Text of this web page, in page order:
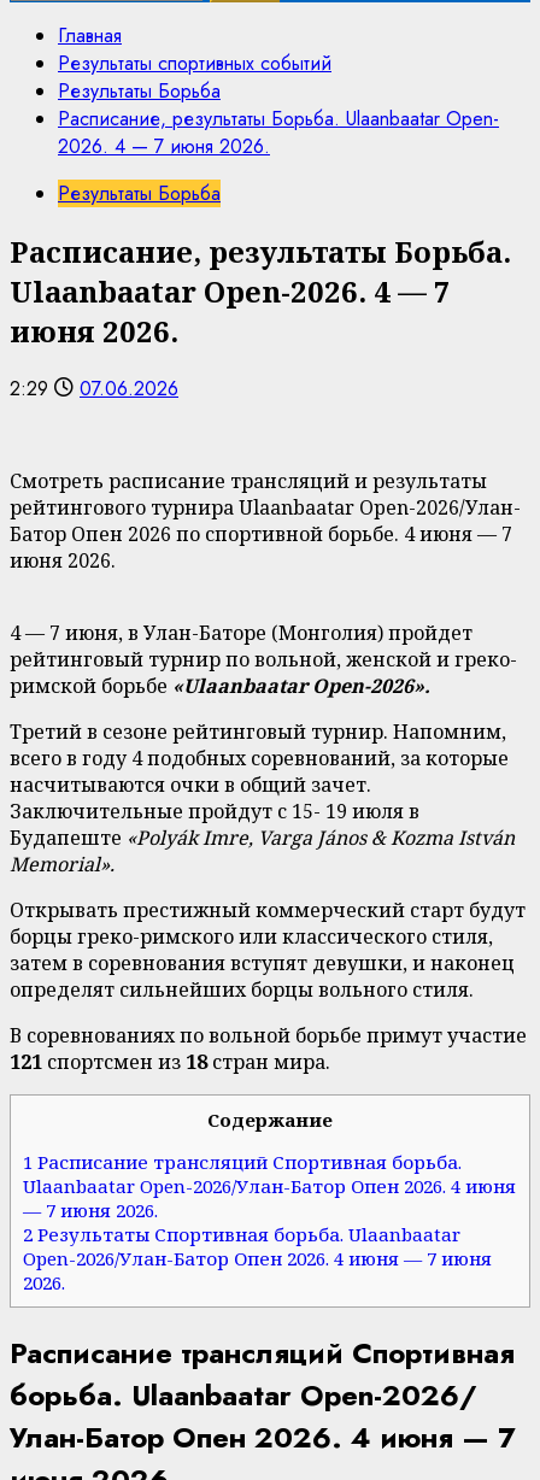
Главная
Результаты спортивных событий
Результаты Борьба
Расписание, результаты Борьба. Ulaanbaatar Open-
2026. 4 — 7 июня 2026.
Результаты Борьба
Расписание, результаты Борьба.
Ulaanbaatar Open-2026. 4 — 7
июня 2026.
2:29 07.06.2026
Смотреть расписание трансляций и результаты
рейтингового турнира Ulaanbaatar Open-2026/Улан-
Батор Опен 2026 по спортивной борьбе. 4 июня — 7
июня 2026.
4 — 7 июня, в Улан-Баторе (Монголия) пройдет
рейтинговый турнир по вольной, женской и греко-
римской борьбе «Ulaanbaatar Open-2026».
Третий в сезоне рейтинговый турнир. Напомним,
всего в году 4 подобных соревнований, за которые
насчитываются очки в общий зачет.
Заключительные пройдут с 15- 19 июля в
Будапеште «Polyák Imre, Varga János & Kozma István
Memorial».
Открывать престижный коммерческий старт будут
борцы греко-римского или классического стиля,
затем в соревнования вступят девушки, и наконец
определят сильнейших борцы вольного стиля.
В соревнованиях по вольной борьбе примут участие
121 спортсмен из 18стран мира.
Содержание
1 Расписание трансляций Спортивная борьба.
Ulaanbaatar Open-2026/Улан-Батор Опен 2026. 4 июня
— 7 июня 2026.
2 Результаты Спортивная борьба. Ulaanbaatar
Open-2026/Улан-Батор Опен 2026. 4 июня — 7 июня
2026.
Расписание трансляций Спортивная
борьба. Ulaanbaatar Open-2026/
Улан-Батор Опен 2026. 4 июня — 7